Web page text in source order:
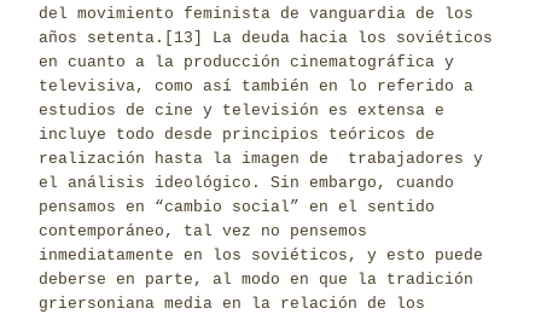
del movimiento feminista de vanguardia de los
años setenta. [13]
La deuda hacia los soviéticos
en cuanto a la producción cinematográfica y
televisiva, como así también en lo referido a
estudios de cine y televisión es extensa e
incluye todo desde principios teóricos de
realización hasta la imagen de trabajadores y
el análisis ideológico. Sin embargo, cuando
pensamos en “cambio social” en el sentido
contemporáneo, tal vez no pensemos
inmediatamente en los soviéticos, y esto puede
deberse en parte, al modo en que la tradición
griersoniana media en la relación de los